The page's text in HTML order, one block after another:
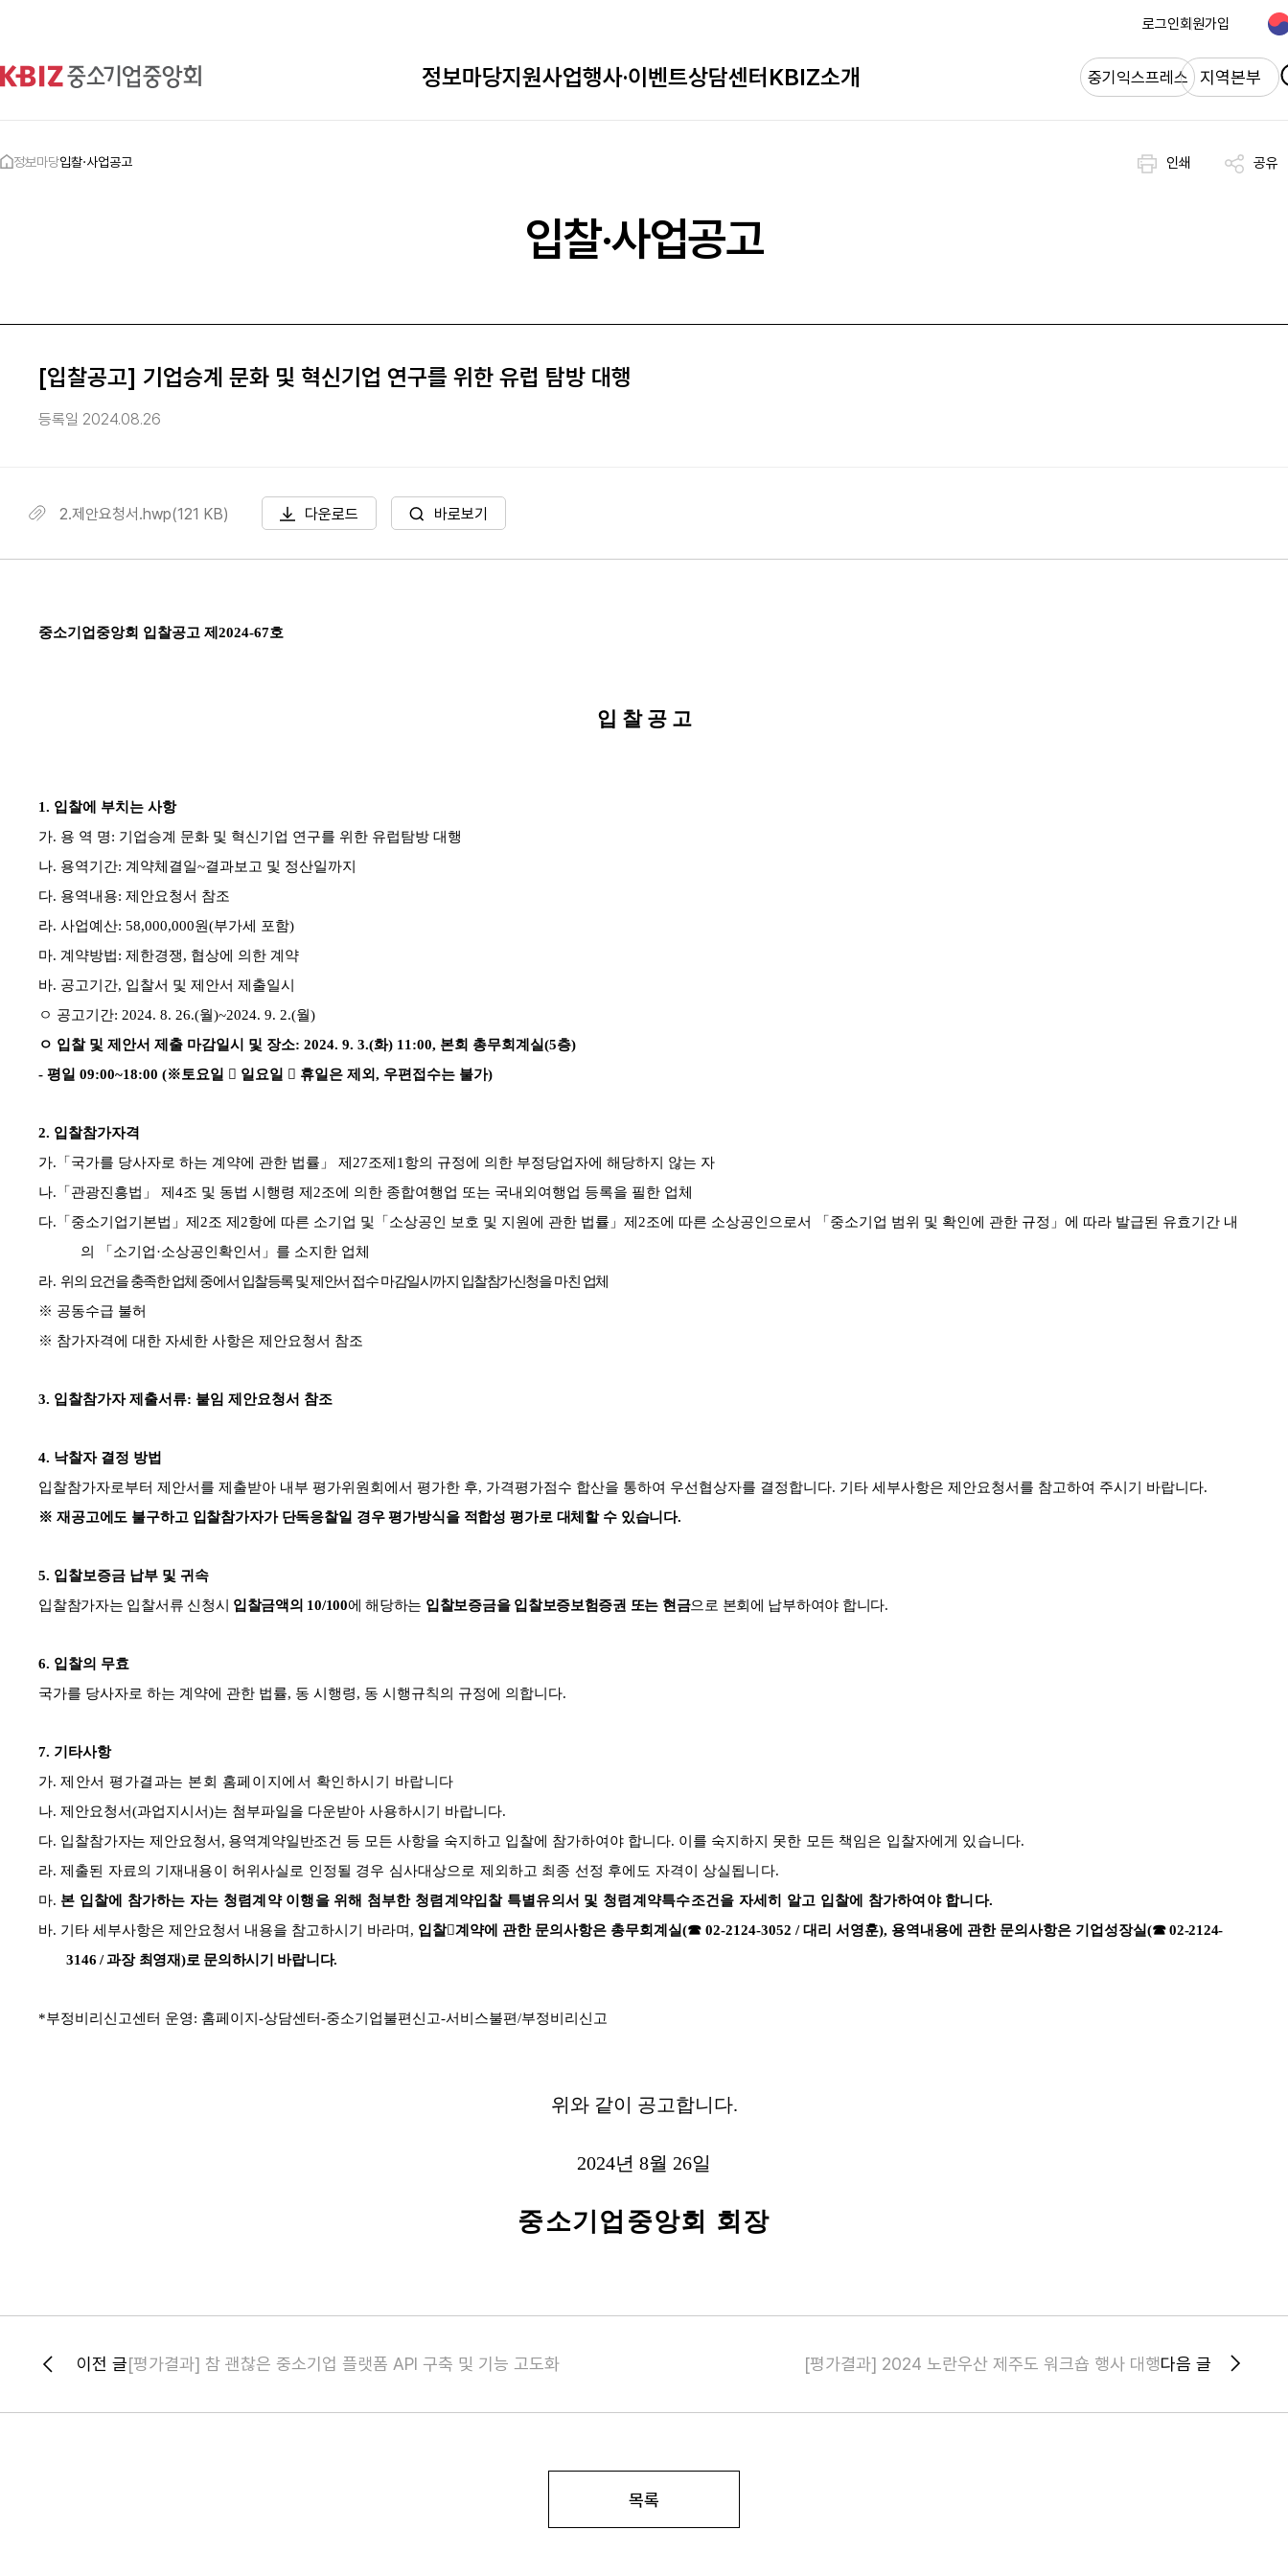
로그인회원가입
정보마당지원사업행사·이벤트상담센터KBIZ소개 중기익스프레스 지역본부
정보마당입찰·사업공고 인쇄 공유
입찰·사업공고
[입찰공고] 기업승계 문화 및 혁신기업 연구를 위한 유럽 탐방 대행
등록일 2024.08.26
2.제안요청서.hwp(121 KB) 다운로드 바로보기
중소기업중앙회 입찰공고 제 2024-67호
입 찰 공 고
1. 입찰에 부치는 사항
가. 용 역 명: 기업승계 문화 및 혁신기업 연구를 위한 유럽탐방 대행
나. 용역기간: 계약체결일~결과보고 및 정산일까지
다. 용역내용: 제안요청서 참조
라. 사업예산: 58,000,000원(부가세 포함)
마. 계약방법: 제한경쟁, 협상에 의한 계약
바. 공고기간, 입찰서 및 제안서 제출일시
ㅇ 공고기간: 2024. 8. 26.(월)~2024. 9. 2.(월)
ㅇ 입찰 및 제안서 제출 마감일시 및 장소: 2024. 9. 3.(화) 11:00, 본회 총무회계실(5층)
- 평일 09:00~18:00 (※토요일  일요일  휴일은 제외, 우편접수는 불가)
2. 입찰참가자격
가. 「 국가를 당사자로 하는 계약에 관한 법률 」 제 27조제 1 항의 규정에 의한 부정당업자에 해당하지 않는 자
나. 「 관광진흥법 」 제 4조 및 동법 시행령 제 2조에 의한 종합여행업 또는 국내외여행업 등록을 필한 업체
다. 「 중소기업기본법 」 제 2조 제 2항에 따른 소기업 및 「 소상공인 보호 및 지원에 관한 법률 」 제 2조에 따른 소상공인으로서 「 중소기업 범위 및 확인에 관한 규정 」 에 따라 발급된 유효기간 내
의
「 소기업·소상공인확인서 」 를 소지한 업체
라. 위의 요건을 충족한 업체 중에서 입찰등록 및 제안서 접수 마감일시까지 입찰참가신청을 마친 업체
※ 공동수급 불허
※ 참가자격에 대한 자세한 사항은 제안요청서 참조
3. 입찰참가자 제출서류: 붙임 제안요청서 참조
4. 낙찰자 결정 방법
입찰참가자로부터 제안서를 제출받아 내부 평가위원회에서 평가한 후, 가격평가점수 합산을 통하여 우선협상자를 결정합니다. 기타 세부사항은 제안요청서를 참고하여 주시기 바랍니다.
※ 재공고에도 불구하고 입찰참가자가 단독응찰일 경우 평가방식을 적합성 평가로 대체할 수 있습니다.
5. 입찰보증금 납부 및 귀속
입찰참가자는 입찰서류 신청시 입찰금액의 10/100에 해당하는 입찰보증금을 입찰보증보험증권 또는 현금으로 본회에 납부하여야 합니다.
6. 입찰의 무효
국가를 당사자로 하는 계약에 관한 법률, 동 시행령, 동 시행규칙의 규정에 의합니다.
7. 기타사항
가. 제안서 평가결과는 본회 홈페이지에서 확인하시기 바랍니다
나. 제안요청서(과업지시서)는 첨부파일을 다운받아 사용하시기 바랍니다.
다. 입찰참가자는 제안요청서 , 용역계약일반조건 등 모든 사항을 숙지하고 입찰에 참가하여야 합니다. 이를 숙지하지 못한 모든 책임은 입찰자에게 있습니다.
라. 제출된 자료의 기재내용이 허위사실로 인정될 경우 심사대상으로 제외하고 최종 선정 후에도 자격이 상실됩니다.
마. 본 입찰에 참가하는 자는 청렴계약 이행을 위해 첨부한 청렴계약입찰 특별유의서 및 청렴계약특수조건을 자세히 알고 입찰에 참가하여야 합니다.
바. 기타 세부사항은 제안요청서 내용을 참고하시기 바라며 , 입찰계약에 관한 문의사항은 총무회계실(☎ 02-2124-3052 /대리 서영훈), 용역내용에 관한 문의사항은 기업성장실(☎02-2124-
3146 /과장 최영재)로 문의하시기 바랍니다.
*부정비리신고센터 운영: 홈페이지 -상담센터-중소기업불편신고-서비스불편/부정비리신고
위와 같이 공고합니다.
2024년 8월 26일
중소기업중앙회 회장
이전 글[평가결과] 참 괜찮은 중소기업 플랫폼 API 구축 및 기능 고도화 [평가결과] 2024 노란우산 제주도 워크숍 행사 대행다음 글
목록